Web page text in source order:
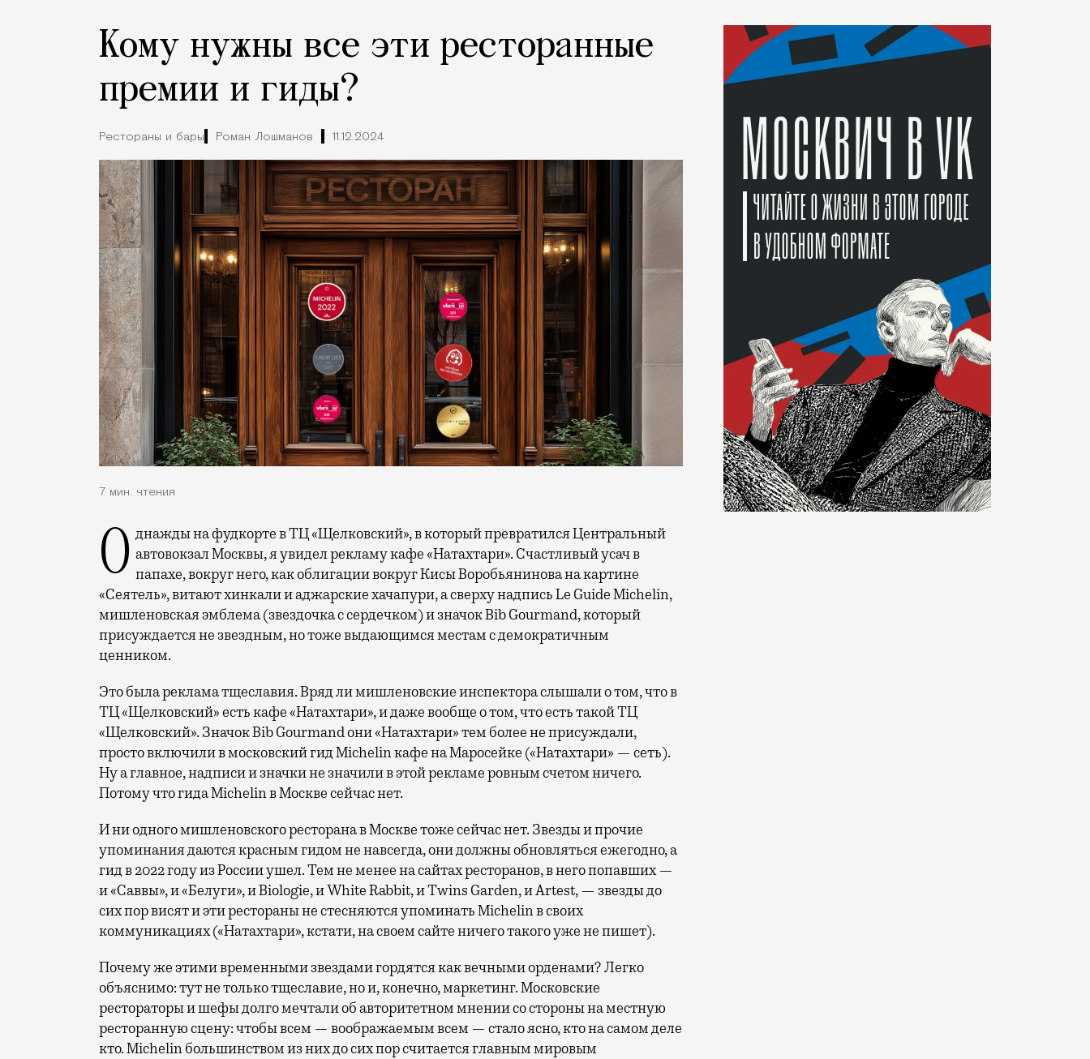
Кому нужны все эти ресторанные
премии и гиды?
Рестораны и бары Роман Лошманов 11.12.2024
7 мин. чтения
Однажды на фудкорте в ТЦ «Щелковский», в который превратился Центральный автовокзал Москвы, я увидел рекламу кафе «Натахтари». Счастливый усач в
папахе, вокруг него, как облигации вокруг Кисы Воробьянинова на картине
«Сеятель», витают хинкали и аджарские хачапури, а сверху надпись Le Guide Michelin,
мишленовская эмблема (звездочка с сердечком) и значок Bib Gourmand, который
присуждается не звездным, но тоже выдающимся местам с демократичным
ценником.
Это была реклама тщеславия. Вряд ли мишленовские инспектора слышали о том, что в
ТЦ «Щелковский» есть кафе «Натахтари», и даже вообще о том, что есть такой ТЦ
«Щелковский». Значок Bib Gourmand они «Натахтари» тем более не присуждали,
просто включили в московский гид Michelin кафе на Маросейке («Натахтари» — сеть).
Ну а главное, надписи и значки не значили в этой рекламе ровным счетом ничего.
Потому что гида Michelin в Москве сейчас нет.
И ни одного мишленовского ресторана в Москве тоже сейчас нет. Звезды и прочие
упоминания даются красным гидом не навсегда, они должны обновляться ежегодно, а
гид в 2022 году из России ушел. Тем не менее на сайтах ресторанов, в него попавших —
и «Саввы», и «Белуги», и Biologie, и White Rabbit, и Twins Garden, и Artest, — звезды до
сих пор висят и эти рестораны не стесняются упоминать Michelin в своих
коммуникациях («Натахтари», кстати, на своем сайте ничего такого уже не пишет).
Почему же этими временными звездами гордятся как вечными орденами? Легко
объяснимо: тут не только тщеславие, но и, конечно, маркетинг. Московские
рестораторы и шефы долго мечтали об авторитетном мнении со стороны на местную
ресторанную сцену: чтобы всем — воображаемым всем — стало ясно, кто на самом деле
кто. Michelin большинством из них до сих пор считается главным мировым